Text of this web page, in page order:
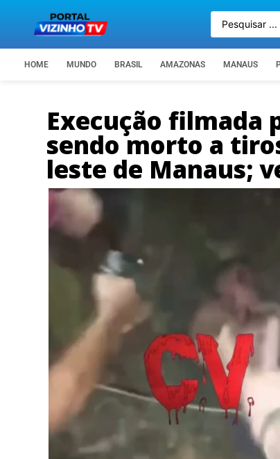
HOME MUNDO BRASIL AMAZONAS MANAUS
Execução filmada
sendo morto a
leste de Manaus;